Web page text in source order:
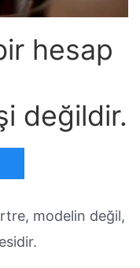
hesap
değildir.